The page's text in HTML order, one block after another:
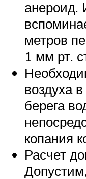
анероид.
метров
1 мм рт.
воздуха
берега
копания
Расчет